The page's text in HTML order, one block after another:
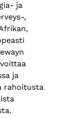
ja
,
ja
rahoitusta